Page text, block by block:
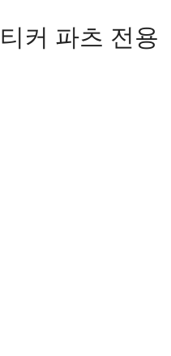
커 파츠 전용